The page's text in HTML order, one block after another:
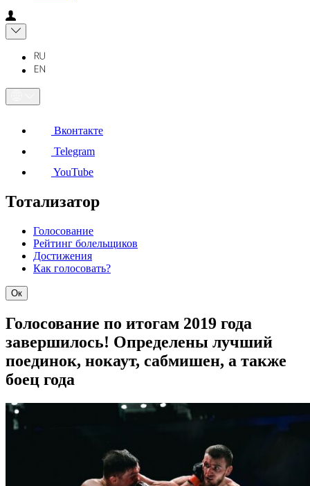
Вконтакте
Telegram
YouTube
Тотализатор
Голосование
Рейтинг болельщиков
Достижения
Как голосовать?
Ок
Голосование по итогам 2019 года
завершилось! Определены лучший
поединок, нокаут, сабмишен, а также
боец года